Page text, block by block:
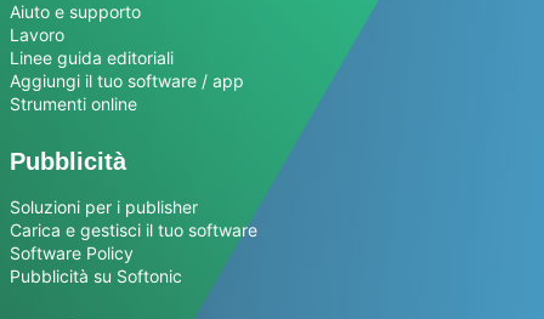
Aiuto e supporto
Lavoro
Linee guida editoriali
Aggiungi il tuo software / app
Strumenti online
Pubblicità
Soluzioni per i publisher
Carica e gestisci il tuo software
Software Policy
Pubblicità su Softonic